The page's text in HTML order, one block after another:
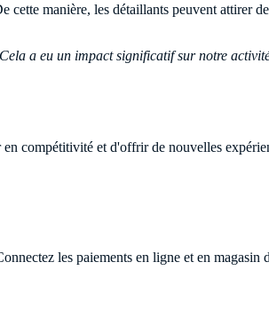
manière, les détaillants peuvent attirer
a eu un impact significatif sur notre
compétitivité et d'offrir de nouvelles
les paiements en ligne et en magasin